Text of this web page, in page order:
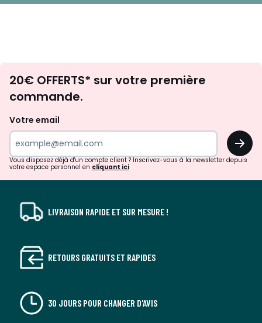
d'inspirations
surprises?
20€ OFFERTS* sur votre première
commande.
Votre email
OK
Vous disposez déjà d'un compte client ? Inscrivez-vous à la newsletter depuis
votre espace personnel en cliquant ici
LIVRAISON RAPIDE ET SUR MESURE !
RETOURS GRATUITS ET RAPIDES
30 JOURS POUR CHANGER D'AVIS